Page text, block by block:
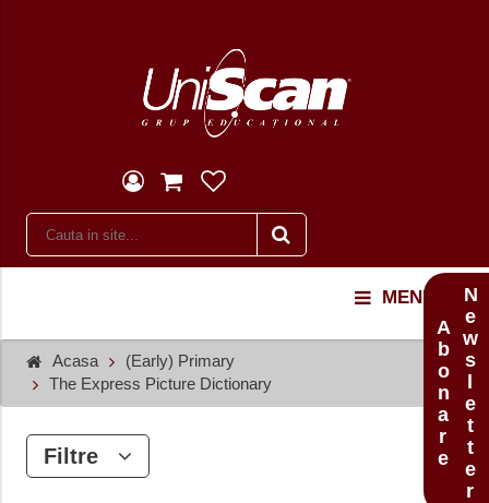
MENU
Acasa
(Early) Primary
The Express Picture Dictionary
Filtre Newsletter
Abonare